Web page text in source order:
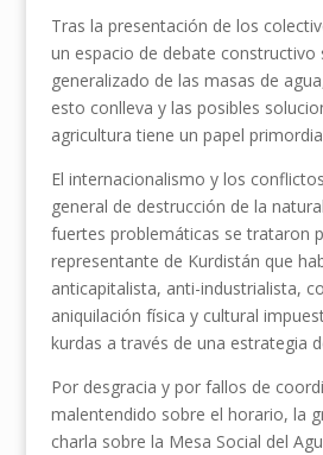
Tras la presentación de los
un espacio de debate constructivo
generalizado de las masas de
esto conlleva y las posibles
agricultura tiene un papel
El internacionalismo y los
general de destrucción de la
fuertes problemáticas se trataron
representante de Kurdistán que
anticapitalista, anti-industrialista,
aniquilación física y cultural
kurdas a través de una estrategia
Por desgracia y por fallos de
malentendido sobre el horario, la
charla sobre la Mesa Social del